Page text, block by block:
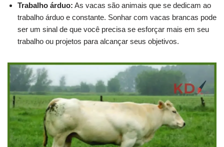
Trabalho árduo: As vacas são animais que se dedicam ao
trabalho árduo e constante. Sonhar com vacas brancas pode
ser um sinal de que você precisa se esforçar mais em seu
trabalho ou projetos para alcançar seus objetivos.